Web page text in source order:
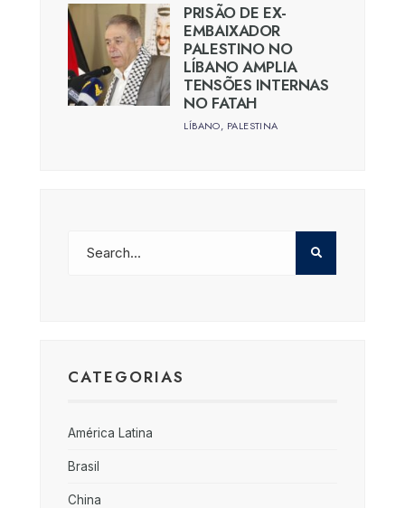
PRISÃO DE EX-
EMBAIXADOR
PALESTINO NO
LÍBANO AMPLIA
TENSÕES INTERNAS
NO FATAH
LÍBANO, PALESTINA
CATEGORIAS
América Latina
Brasil
China